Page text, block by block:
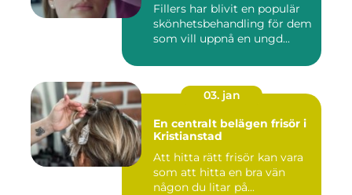
Fillers har blivit en populär
skönhetsbehandling för dem
som vill uppnå en ungd...
03. jan
En centralt belägen frisör i
Kristianstad
Att hitta rätt frisör kan vara
som att hitta en bra vän
någon du litar på...